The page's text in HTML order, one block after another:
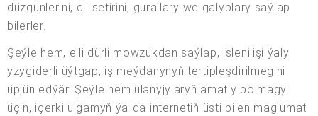
düzgünlerini, dil setirini, gurallary we galyplary saýlap
bilerler.
Şeýle hem, elli dürli mowzukdan saýlap, islenilişi ýaly
yzygiderli üýtgäp, iş meýdanynyň tertipleşdirilmegini
üpjün edýär. Şeýle hem ulanyjylaryň amatly bolmagy
üçin, içerki ulgamyň ýa-da internetiň üsti bilen maglumat